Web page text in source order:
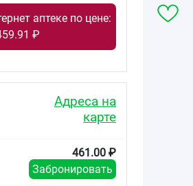
аптеке по цене:
₽
Адреса на
карте
461.00 ₽
Забронировать